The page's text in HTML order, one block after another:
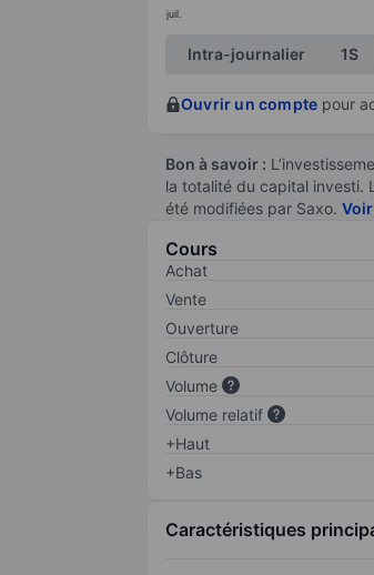
juil.
End of interactive chart.
Intra-journalier 1S
Ouvrir un compte pour
Bon à savoir :
la totalité du capital investi.
été modifiées par Saxo.
Cours
Achat
Vente
Ouverture
Clôture
Volume
Volume relatif
+Haut
+Bas
Caractéristiques